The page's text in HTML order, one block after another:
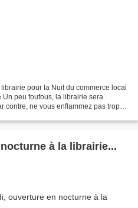
pour la Nuit du commerce local
peu foufous, la librairie sera
contre, ne vous enflammez pas trop
à la librairie...